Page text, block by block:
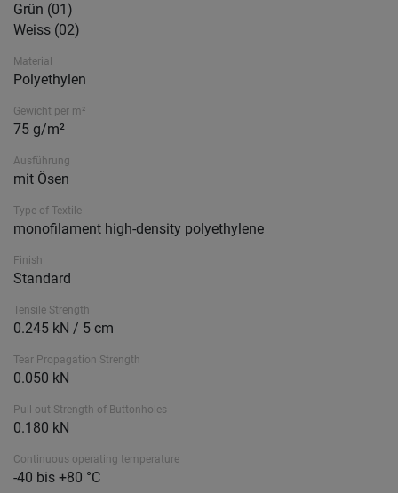
Grün (01)
Weiss (02)
Material
Polyethylen
Gewicht per m²
75 g/m²
Ausführung
mit Ösen
Type of Textile
monofilament high-density polyethylene
Finish
Standard
Tensile Strength
0.245 kN / 5 cm
Tear Propagation Strength
0.050 kN
Pull out Strength of Buttonholes
0.180 kN
Continuous operating temperature
-40 bis +80 °C